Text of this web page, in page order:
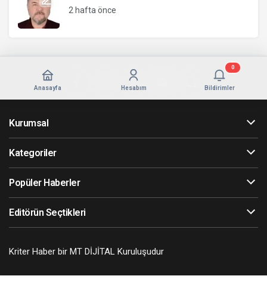
2 hafta önce
Anasayfa Hesabım Bildirimler
0
Kurumsal
Kategoriler
Popüler Haberler
Editörün Seçtikleri
Kriter Haber bir MT DİJİTAL Kuruluşudur